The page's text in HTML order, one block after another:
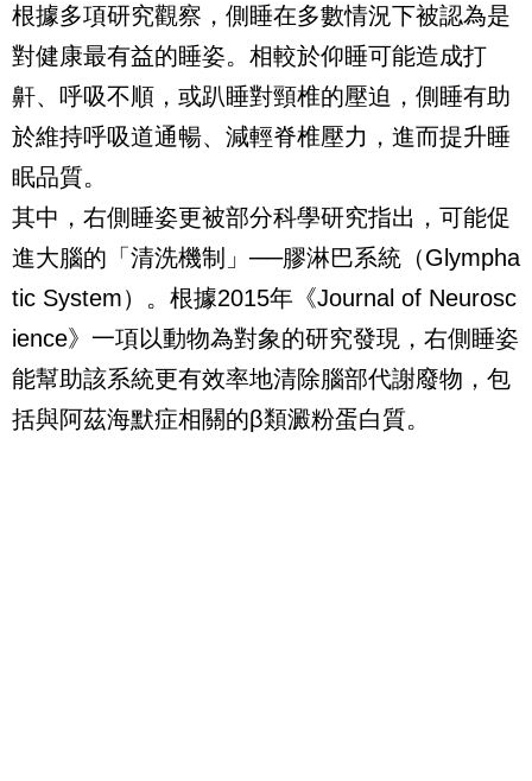
根據多項研究觀察，側睡在多數情況下被認為是
對健康最有益的睡姿。相較於仰睡可能造成打
鼾、呼吸不順，或趴睡對頸椎的壓迫，側睡有助
於維持呼吸道通暢、減輕脊椎壓力，進而提升睡
眠品質。
其中，右側睡姿更被部分科學研究指出，可能促
進大腦的「清洗機制」──膠淋巴系統（Glympha
tic System）。根據2015年《Journal of Neurosc
ience》一項以動物為對象的研究發現，右側睡姿
能幫助該系統更有效率地清除腦部代謝廢物，包
括與阿茲海默症相關的β類澱粉蛋白質。